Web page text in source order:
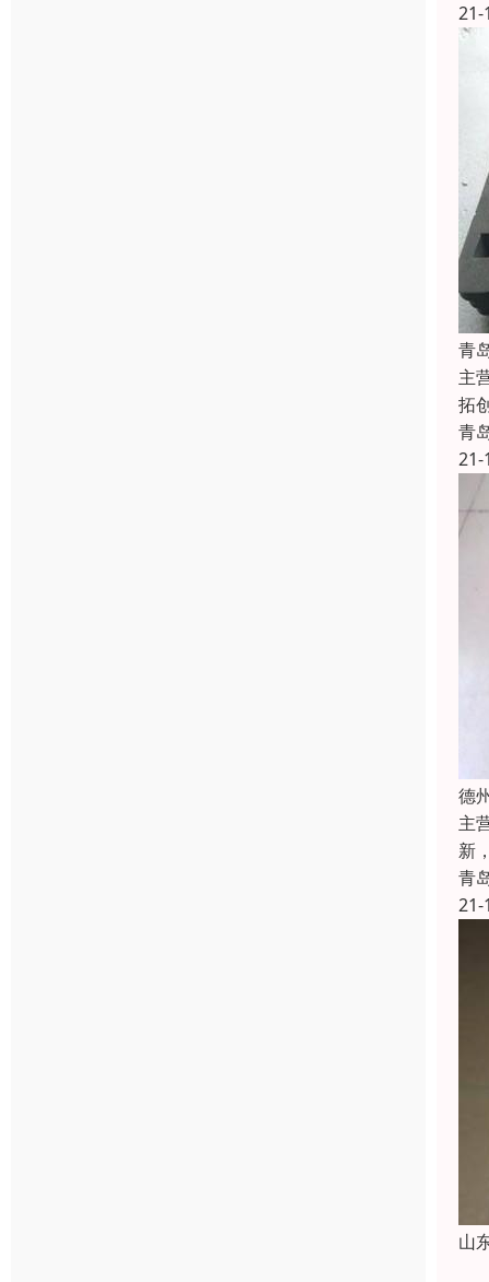
21-
青
主
拓
青
21-
德
主
新
青
21-
山